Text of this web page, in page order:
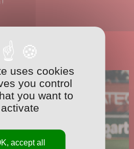
!
uses cookies
you control
you want to
activate
accept all